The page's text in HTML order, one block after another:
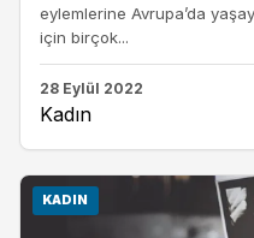
eylemlerine Avrupa’da
için birçok...
28 Eylül 2022
Kadın
KADIN